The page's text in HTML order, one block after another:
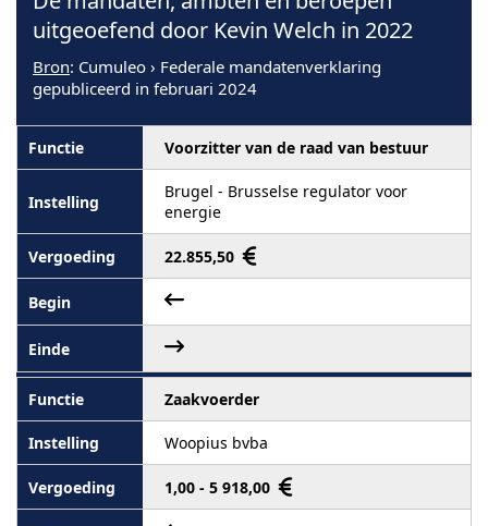
uitgeoefend door Kevin Welch in 2022
Bron: Cumuleo › Federale mandatenverklaring
gepubliceerd in februari 2024
Voorzitter van de raad van bestuur
Brugel - Brusselse regulator voor
energie
22.855,50
Zaakvoerder
Woopius bvba
1,00 - 5 918,00